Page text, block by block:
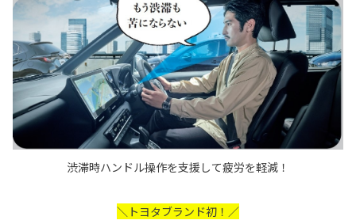
渋滞時ハンドル操作を支援して疲労を軽減！
＼トヨタブランド初！／